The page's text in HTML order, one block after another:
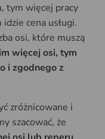
tym więcej pracy
cena usługi.
osi, które muszą
im więcej osi, tym
i zgodnego z
zróżnicowane i
szacować, że